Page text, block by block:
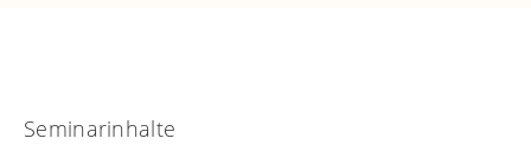
Seminarinhalte